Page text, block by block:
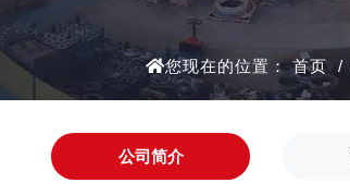
您现在的位置：首页 /
公司简介